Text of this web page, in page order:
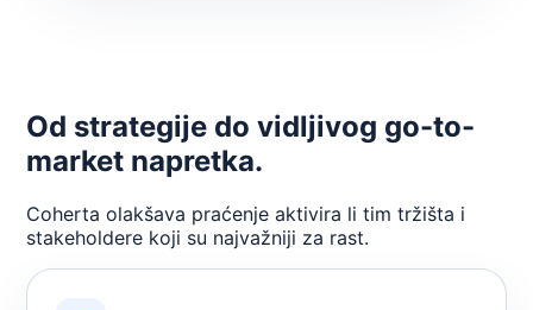
Od strategije do vidljivog go-to-
market napretka.
Coherta olakšava praćenje aktivira li tim tržišta i
stakeholdere koji su najvažniji za rast.